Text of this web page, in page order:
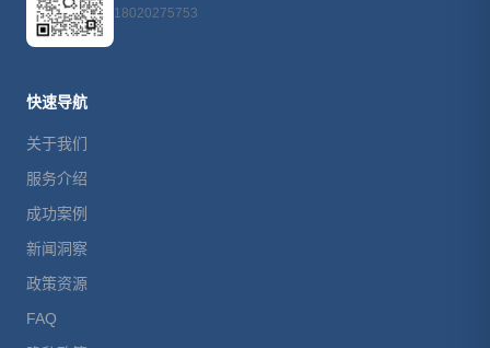
18020275753
快速导航
关于我们
服务介绍
成功案例
新闻洞察
政策资源
FAQ